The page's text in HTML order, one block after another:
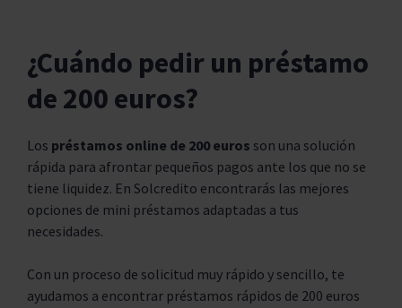
¿Cuándo pedir un préstamo
de 200 euros?
Los préstamos online de 200 euros son una solución
rápida para afrontar pequeños pagos ante los que no se
tiene liquidez. En Solcredito encontrarás las mejores
opciones de mini préstamos adaptadas a tus
necesidades.
Con un proceso de solicitud muy rápido y sencillo, te
ayudamos a encontrar préstamos rápidos de 200 euros